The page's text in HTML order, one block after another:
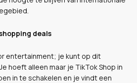
deals
entertainment; je kunt op dit
hoeft alleen maar je TikTok Shop in
in te schakelen en je vindt een